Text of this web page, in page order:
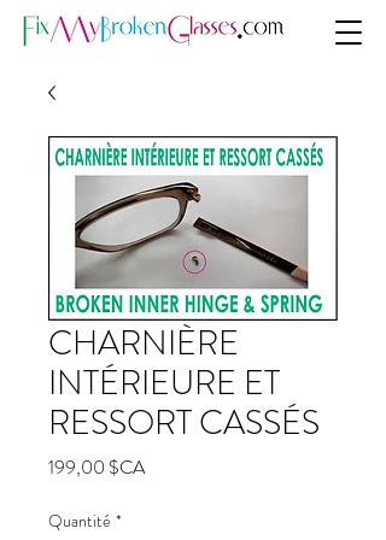
CHARNIÈRE
INTÉRIEURE ET
RESSORT CASSÉS
199,00 $CAPrix
Quantité *